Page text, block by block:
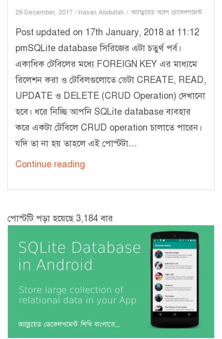
29 December, 2017 Hasan Abdullah অ্যান্ড্রয়েড অ্যাপ ডেভেলপমেন্ট
Post updated on 17th January, 2018 at 11:12
pmSQLite database সিরিজের এটা চতুর্থ পর্ব।
একাধিক টেবিলের মধ্যে FOREIGN KEY এর মাধ্যমে
রিলেশন করা ও টেবিলগুলোতে ডেটা CREATE, READ,
UPDATE ও DELETE (CRUD Operation) দেখানো
হবে। ধরে নিচ্ছি আপনি SQLite database ব্যবহার
করে একটা টেবিলে CRUD operation চালাতে পারেন।
যদি তা না হয় তাহলে এই পোস্টটা…
Continue reading
[CRUD
Operations
on
tables]
–
4
পোস্টটি পড়া হয়েছে 3,184 বার